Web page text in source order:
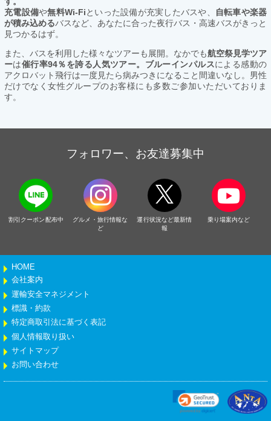
充電設備や無料Wi-Fiといった設備が充実したバスや、
自転車や楽器
が積み込めるバスなど、あなたに合った夜行バス・高速バスがきっと
見つかるはず。
また、バスを利用した様々なツアーも展開。なかでも航空祭見学ツア
ーは催行率94％を誇る人気ツアー。ブルーインパルスによる感動の
アクロバット飛行は一度見たら病みつきになること間違いなし。男性
だけでなく女性グループのお客様にも多数ご参加いただいておりま
す。
フォロワー、お友達募集中
割引クーポン配布中
グルメ・旅行情報な
ど
運行状況など最新情
報
乗り場案内など
HOME
会社案内
運輸安全マネジメント
標識・約款
特定商取引法に基づく表記
個人情報取り扱い
サイトマップ
お問い合わせ